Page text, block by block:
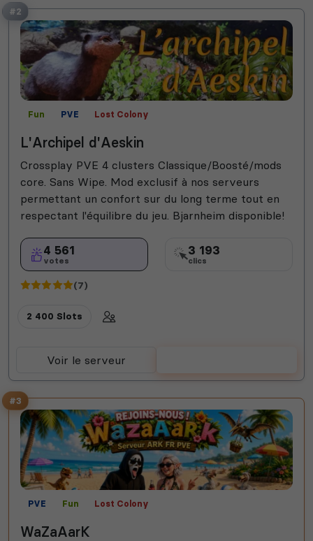
#2
Fun PVE Lost Colony
L'Archipel d'Aeskin
Crossplay PVE 4 clusters Classique/Boosté/mods
core. Sans Wipe. Mod exclusif à nos serveurs
permettant un confort sur du long terme tout en
respectant l'équilibre du jeu. Bjarnheim disponible!
4 561
votes
3 193
clics
(7)
2 400 Slots
Voir le serveur
#3
PVE Fun Lost Colony
WaZaAarK